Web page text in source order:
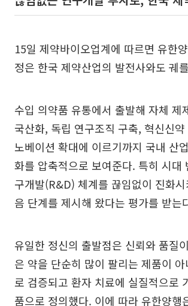
15일 제약바이오업계에 따르면 유한
정은 한국 제약산업의 발전사와도 궤
수입 의약품 유통에서 출발해 자체 제
국산화, 독립 연구조직 구축, 혁신신
노베이션 확대에 이르기까지 국내 산
화를 압축적으로 보여준다. 특히 시대
구개발(R&D) 체계를 끊임없이 진화
음 단계를 제시해 왔다는 평가를 받는
유일한 정신의 출발점은 신뢰와 품질
은 약을 단순히 많이 팔리는 제품이
로 검증되고 환자 치료에 실질적으로
품으로 정의했다. 이에 따라 유한양행